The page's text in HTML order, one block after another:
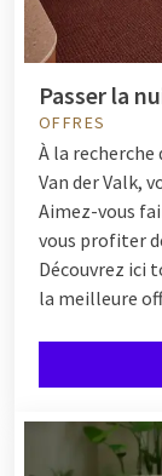
Passer la
OFFRES
À la recherche
Van der Valk,
Aimez-vous
vous profiter
Découvrez ici
la meilleure